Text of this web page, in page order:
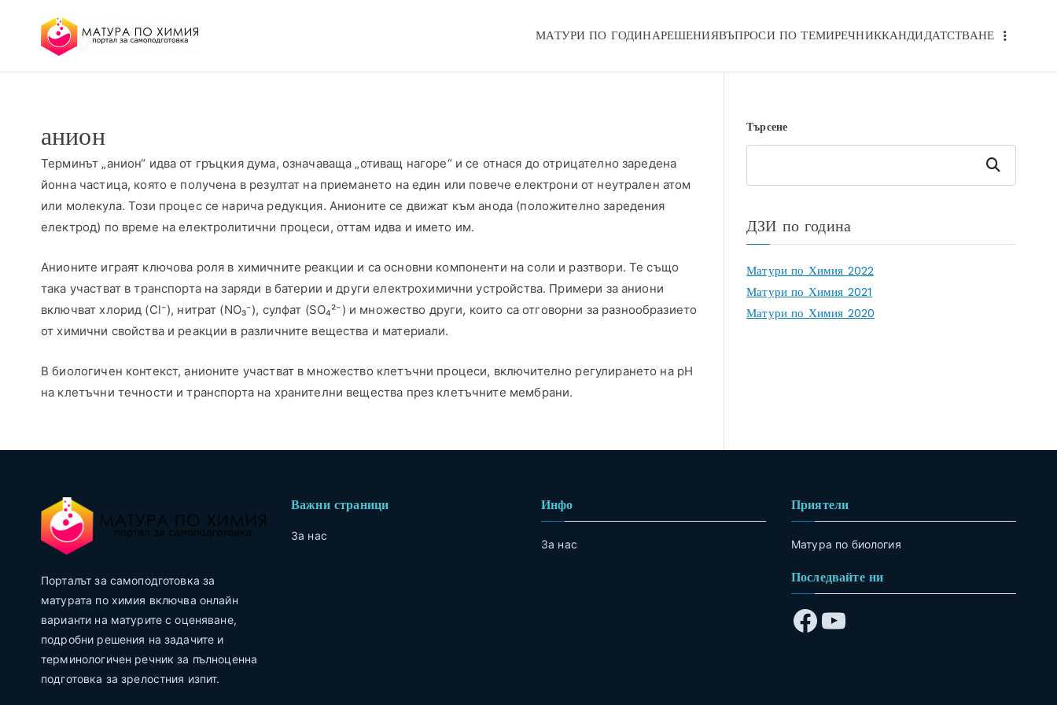
МАТУРИ ПО ГОДИНАРЕШЕНИЯВЪПРОСИ ПО ТЕМИРЕЧНИККАНДИДАТСТВАНЕ
анион
Терминът „анион“ идва от гръцкия дума, означаваща „отиващ нагоре“ и се отнася до отрицателно заредена
йонна частица, която е получена в резултат на приемането на един или повече електрони от неутрален атом
или молекула. Този процес се нарича редукция. Анионите се движат към анода (положително заредения
електрод) по време на електролитични процеси, оттам идва и името им.
Анионите играят ключова роля в химичните реакции и са основни компоненти на соли и разтвори. Те също
така участват в транспорта на заряди в батерии и други електрохимични устройства. Примери за аниони
включват хлорид (Cl⁻), нитрат (NO₃⁻), сулфат (SO₄²⁻) и множество други, които са отговорни за разнообразието
от химични свойства и реакции в различните вещества и материали.
В биологичен контекст, анионите участват в множество клетъчни процеси, включително регулирането на pH
на клетъчни течности и транспорта на хранителни вещества през клетъчните мембрани.
Търсене
Търсене
ДЗИ по година
Матури по Химия 2022
Матури по Химия 2021
Матури по Химия 2020
Порталът за самоподготовка за
матурата по химия включва онлайн
варианти на матурите с оценяване,
подробни решения на задачите и
терминологичен речник за пълноценна
подготовка за зрелостния изпит.
Важни страници
За нас
Инфо
За нас
Приятели
Матура по биология
Последвайте ни